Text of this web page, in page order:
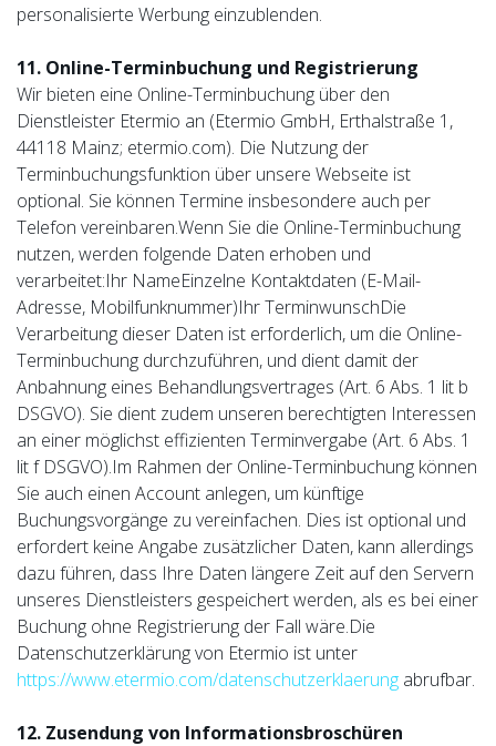
personalisierte Werbung einzublenden.
11. Online-Terminbuchung und Registrierung
Wir bieten eine Online-Terminbuchung über den
Dienstleister Etermio an (Etermio GmbH, Erthalstraße 1,
44118 Mainz; etermio.com). Die Nutzung der
Terminbuchungsfunktion über unsere Webseite ist
optional. Sie können Termine insbesondere auch per
Telefon vereinbaren.Wenn Sie die Online-Terminbuchung
nutzen, werden folgende Daten erhoben und
verarbeitet:Ihr NameEinzelne Kontaktdaten (E-Mail-
Adresse, Mobilfunknummer)Ihr TerminwunschDie
Verarbeitung dieser Daten ist erforderlich, um die Online-
Terminbuchung durchzuführen, und dient damit der
Anbahnung eines Behandlungsvertrages (Art. 6 Abs. 1 lit b
DSGVO). Sie dient zudem unseren berechtigten Interessen
an einer möglichst effizienten Terminvergabe (Art. 6 Abs. 1
lit f DSGVO).Im Rahmen der Online-Terminbuchung können
Sie auch einen Account anlegen, um künftige
Buchungsvorgänge zu vereinfachen. Dies ist optional und
erfordert keine Angabe zusätzlicher Daten, kann allerdings
dazu führen, dass Ihre Daten längere Zeit auf den Servern
unseres Dienstleisters gespeichert werden, als es bei einer
Buchung ohne Registrierung der Fall wäre.Die
Datenschutzerklärung von Etermio ist unter
https://www.etermio.com/datenschutzerklaerung abrufbar.
12. Zusendung von Informationsbroschüren